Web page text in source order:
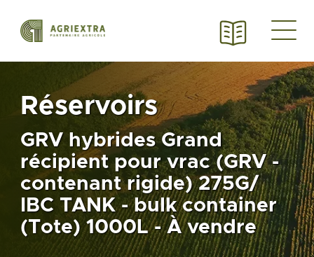
Réservoirs
GRV hybrides Grand
récipient pour vrac (GRV -
contenant rigide) 275G/
IBC TANK - bulk container
(Tote) 1000L - À vendre